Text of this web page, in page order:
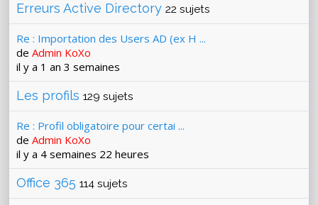
Erreurs Active Directory 22 sujets
Re : Importation des Users AD (ex H ...
de Admin KoXo
il y a 1 an 3 semaines
Les profils 129 sujets
Re : Profil obligatoire pour certai ...
de Admin KoXo
il y a 4 semaines 22 heures
Office 365 114 sujets